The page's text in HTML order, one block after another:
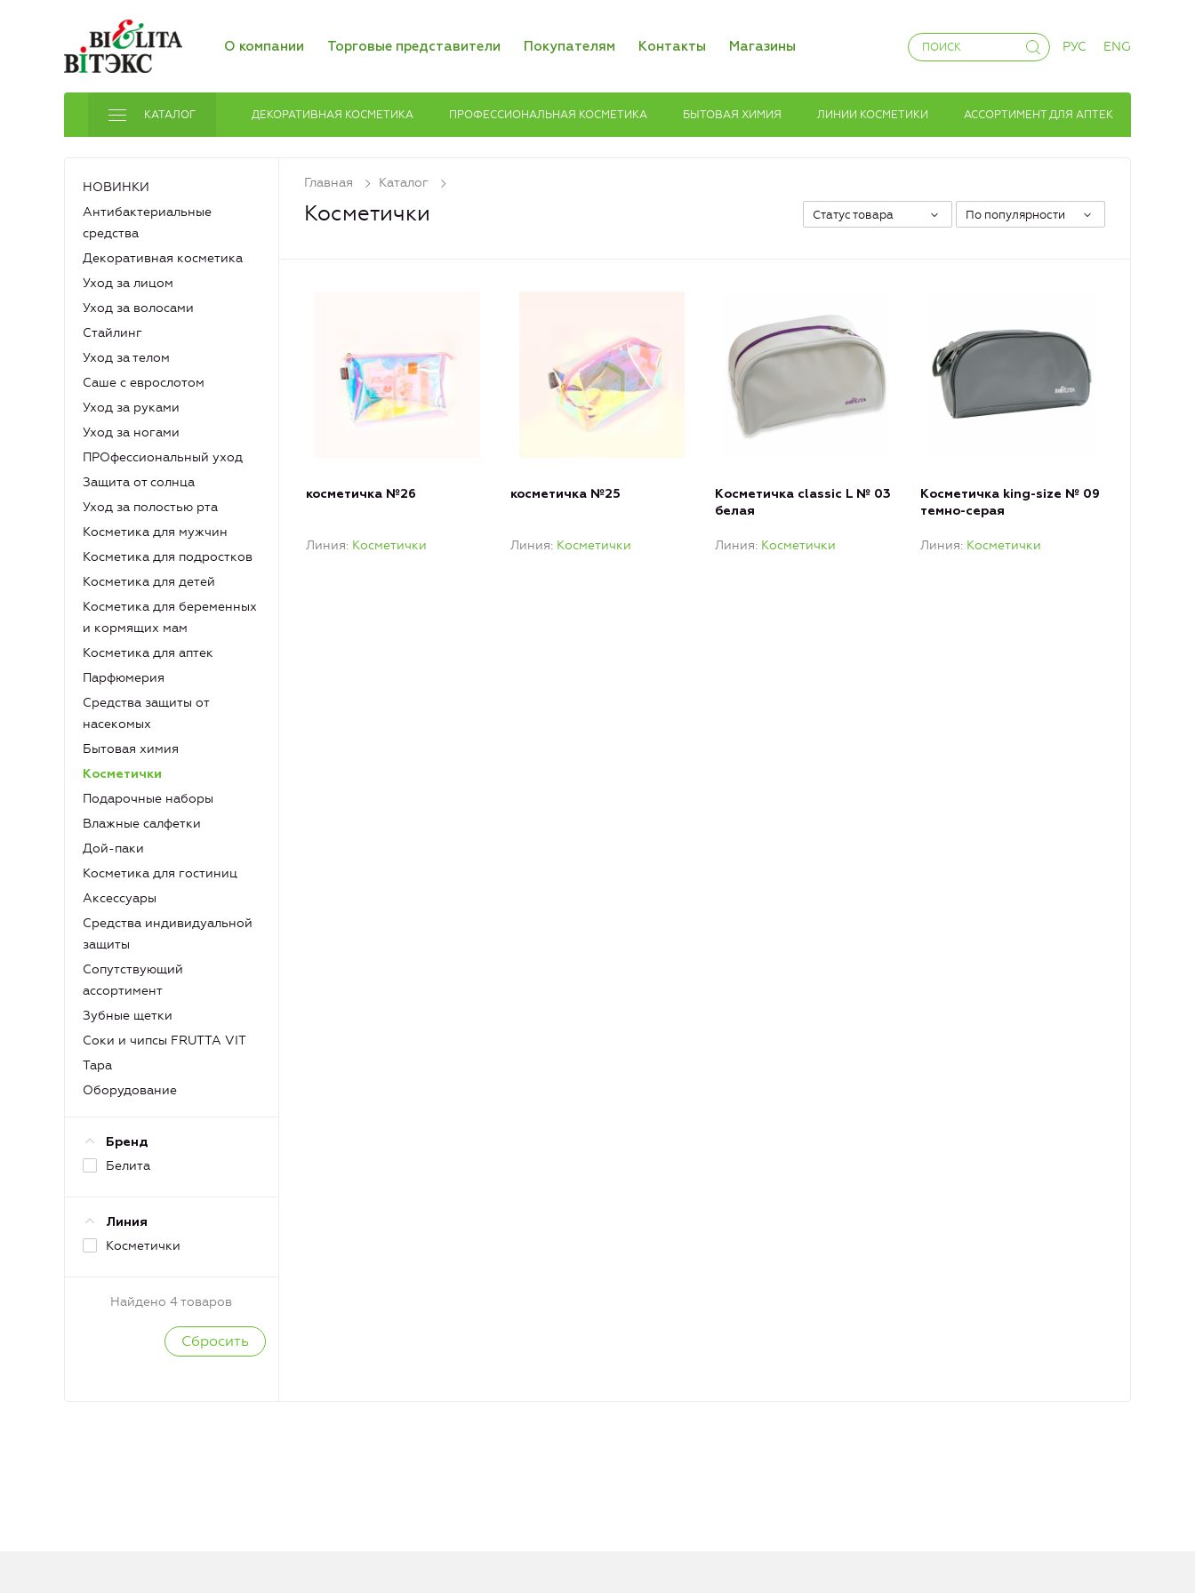
О компании Торговые представители Покупателям Контакты Магазины РУС ENG
КАТАЛОГ ДЕКОРАТИВНАЯ КОСМЕТИКА ПРОФЕССИОНАЛЬНАЯ КОСМЕТИКА БЫТОВАЯ ХИМИЯ ЛИНИИ КОСМЕТИКИ АССОРТИМЕНТ ДЛЯ АПТЕК
НОВИНКИ
Антибактериальные
средства
Декоративная косметика
Уход за лицом
Уход за волосами
Стайлинг
Уход за телом
Саше с еврослотом
Уход за руками
Уход за ногами
ПРОфессиональный уход
Защита от солнца
Уход за полостью рта
Косметика для мужчин
Косметика для подростков
Косметика для детей
Косметика для беременных
и кормящих мам
Косметика для аптек
Парфюмерия
Средства защиты от
насекомых
Бытовая химия
Косметички
Подарочные наборы
Влажные салфетки
Дой-паки
Косметика для гостиниц
Аксессуары
Средства индивидуальной
защиты
Сопутствующий
ассортимент
Зубные щетки
Соки и чипсы FRUTTA VIT
Тара
Оборудование
Бренд
Белита
Линия
Косметички
Найдено 4 товаров
Главная Каталог
Косметички Статус товара По популярности
косметичка №26
Линия Косметички
косметичка №25
Линия Косметички
Косметичка classic L № 03
белая
Линия Косметички
Косметичка king-size № 09
темно-серая
Линия Косметички